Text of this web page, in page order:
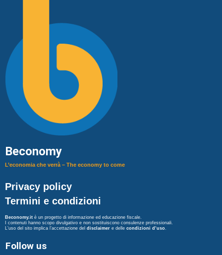
Beconomy
L’economia che verrà – The economy to come
Privacy policy
Termini e condizioni
Beconomy.it è un progetto di informazione ed educazione fiscale.
I contenuti hanno scopo divulgativo e non sostituiscono consulenze professionali.
L’uso del sito implica l’accettazione del disclaimer e delle condizioni d’uso.
Follow us